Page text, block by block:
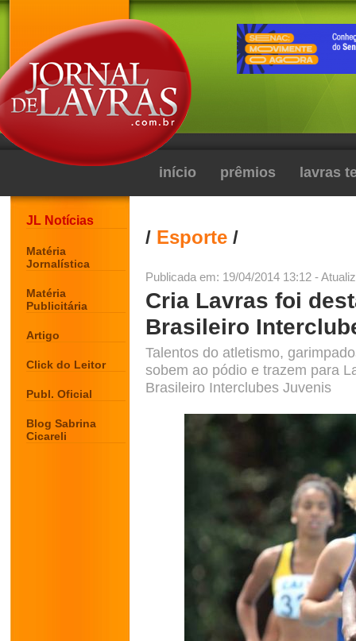
início prêmios lavras
JL Notícias
Matéria
Jornalística
Matéria
Publicitária
Artigo
Click do Leitor
Publ. Oficial
Blog Sabrina
Cicareli
/ Esporte /
Publicada em: 19/04/2014 13:12 -
Cria Lavras foi
Brasileiro
Talentos do atletismo,
sobem ao pódio e trazem para
Brasileiro Interclubes Juvenis